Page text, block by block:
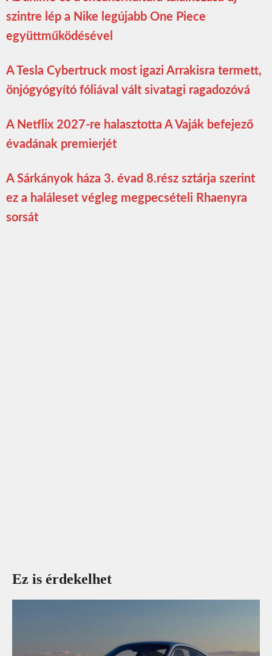
szintre lép a Nike legújabb One Piece
együttműködésével
A Tesla Cybertruck most igazi Arrakisra termett,
önjógyógyító fóliával vált sivatagi ragadozóvá
A Netflix 2027-re halasztotta A Vaják befejező
évadának premierjét
A Sárkányok háza 3. évad 8.rész sztárja szerint
ez a haláleset végleg megpecsételi Rhaenyra
sorsát
Ez is érdekelhet